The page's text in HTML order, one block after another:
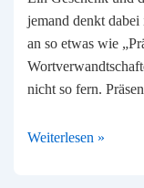
jemand denkt
an so etwas wie
nicht so fern.
Präsentieren
Weiterlesen »